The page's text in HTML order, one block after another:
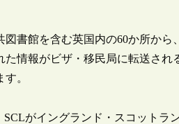
書館を含む英国内の60か所から
情報がビザ・移民局に転送され
。
がイングランド・スコットラ